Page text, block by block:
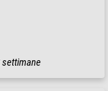
settimane